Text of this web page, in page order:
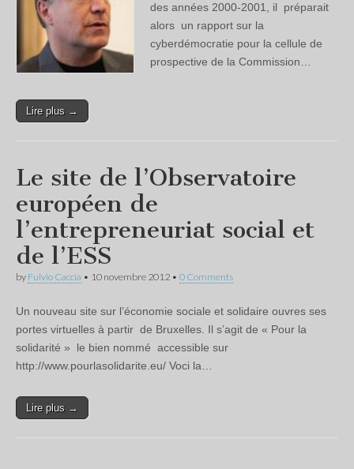
des années 2000-2001, il préparait
alors un rapport sur la
cyberdémocratie pour la cellule de
prospective de la Commission…
Lire plus →
Le site de l’Observatoire
européen de
l’entrepreneuriat social et
de l’ESS
by Fulvio Caccia • 10 novembre 2012 • 0 Comments
Un nouveau site sur l’économie sociale et solidaire ouvres ses
portes virtuelles à partir de Bruxelles. Il s’agit de « Pour la
solidarité » le bien nommé accessible sur
http://www.pourlasolidarite.eu/ Voci la…
Lire plus →